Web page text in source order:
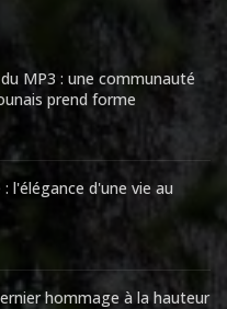
MP3 : une communauté
prend forme
l'élégance d'une vie au
hommage à la hauteur